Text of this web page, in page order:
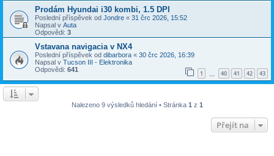
Prodám Hyundai i30 kombi, 1.5 DPI
Poslední příspěvek od Jondre « 31 črc 2026, 15:52
Napsal v Auta
Odpovědi: 3
Vstavana navigacia v NX4
Poslední příspěvek od dibarbora « 30 črc 2026, 16:39
Napsal v Tucson III - Elektronika
Odpovědi: 641 1 40 41 42 43
Nalezeno 9 výsledků hledání • Stránka 1 z 1
Přejít na